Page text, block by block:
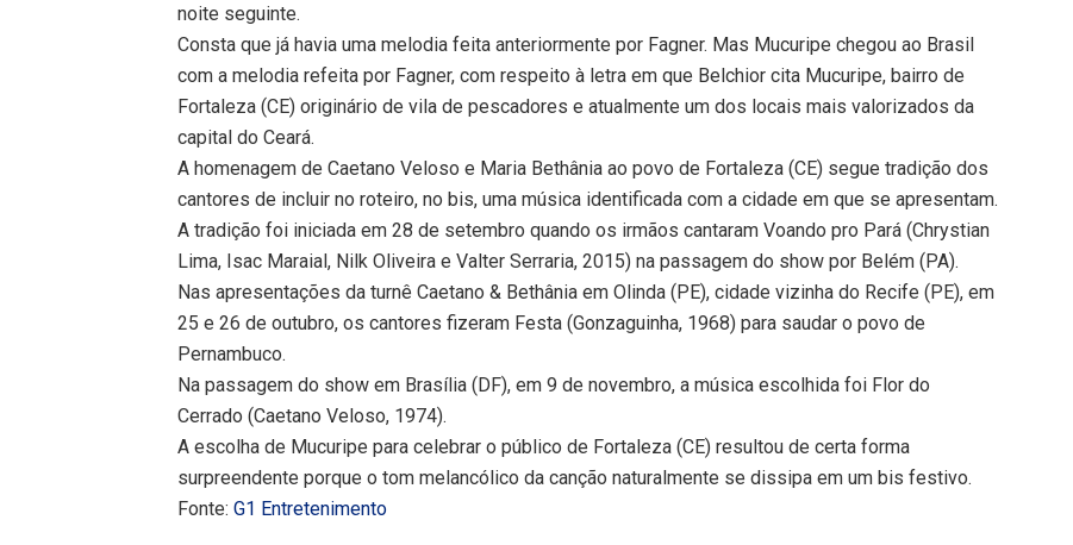
noite seguinte.
Consta que já havia uma melodia feita anteriormente por Fagner. Mas Mucuripe chegou ao Brasil
com a melodia refeita por Fagner, com respeito à letra em que Belchior cita Mucuripe, bairro de
Fortaleza (CE) originário de vila de pescadores e atualmente um dos locais mais valorizados da
capital do Ceará.
A homenagem de Caetano Veloso e Maria Bethânia ao povo de Fortaleza (CE) segue tradição dos
cantores de incluir no roteiro, no bis, uma música identificada com a cidade em que se apresentam.
A tradição foi iniciada em 28 de setembro quando os irmãos cantaram Voando pro Pará (Chrystian
Lima, Isac Maraial, Nilk Oliveira e Valter Serraria, 2015) na passagem do show por Belém (PA).
Nas apresentações da turnê Caetano & Bethânia em Olinda (PE), cidade vizinha do Recife (PE), em
25 e 26 de outubro, os cantores fizeram Festa (Gonzaguinha, 1968) para saudar o povo de
Pernambuco.
Na passagem do show em Brasília (DF), em 9 de novembro, a música escolhida foi Flor do
Cerrado (Caetano Veloso, 1974).
A escolha de Mucuripe para celebrar o público de Fortaleza (CE) resultou de certa forma
surpreendente porque o tom melancólico da canção naturalmente se dissipa em um bis festivo.
Fonte:G1 Entretenimento